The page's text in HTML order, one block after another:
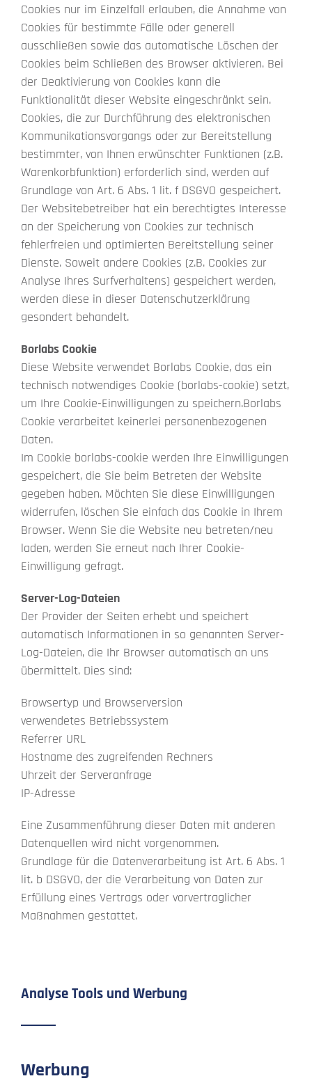
Cookies nur im Einzelfall erlauben, die Annahme von
Cookies für bestimmte Fälle oder generell
ausschließen sowie das automatische Löschen der
Cookies beim Schließen des Browser aktivieren. Bei
der Deaktivierung von Cookies kann die
Funktionalität dieser Website eingeschränkt sein.
Cookies, die zur Durchführung des elektronischen
Kommunikationsvorgangs oder zur Bereitstellung
bestimmter, von Ihnen erwünschter Funktionen (z.B.
Warenkorbfunktion) erforderlich sind, werden auf
Grundlage von Art. 6 Abs. 1 lit. f DSGVO gespeichert.
Der Websitebetreiber hat ein berechtigtes Interesse
an der Speicherung von Cookies zur technisch
fehlerfreien und optimierten Bereitstellung seiner
Dienste. Soweit andere Cookies (z.B. Cookies zur
Analyse Ihres Surfverhaltens) gespeichert werden,
werden diese in dieser Datenschutzerklärung
gesondert behandelt.
Borlabs Cookie
Diese Website verwendet Borlabs Cookie, das ein
technisch notwendiges Cookie (borlabs-cookie) setzt,
um Ihre Cookie-Einwilligungen zu speichern.Borlabs
Cookie verarbeitet keinerlei personenbezogenen
Daten.
Im Cookie borlabs-cookie werden Ihre Einwilligungen
gespeichert, die Sie beim Betreten der Website
gegeben haben. Möchten Sie diese Einwilligungen
widerrufen, löschen Sie einfach das Cookie in Ihrem
Browser. Wenn Sie die Website neu betreten/neu
laden, werden Sie erneut nach Ihrer Cookie-
Einwilligung gefragt.
Server-Log-Dateien
Der Provider der Seiten erhebt und speichert
automatisch Informationen in so genannten Server-
Log-Dateien, die Ihr Browser automatisch an uns
übermittelt. Dies sind:
Browsertyp und Browserversion
verwendetes Betriebssystem
Referrer URL
Hostname des zugreifenden Rechners
Uhrzeit der Serveranfrage
IP-Adresse
Eine Zusammenführung dieser Daten mit anderen
Datenquellen wird nicht vorgenommen.
Grundlage für die Datenverarbeitung ist Art. 6 Abs. 1
lit. b DSGVO, der die Verarbeitung von Daten zur
Erfüllung eines Vertrags oder vorvertraglicher
Maßnahmen gestattet.
Analyse Tools und Werbung
Werbung